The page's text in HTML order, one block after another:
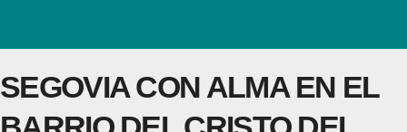
SEGOVIA CON ALMA EN EL